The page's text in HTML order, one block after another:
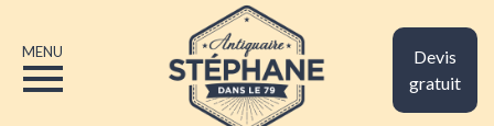
Devis
gratuit
MENU